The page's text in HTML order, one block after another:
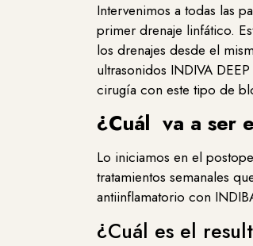
Intervenimos a todas las
primer drenaje linfático.
los drenajes desde el
ultrasonidos INDIVA
cirugía con este tipo de
¿Cuál va a ser
Lo iniciamos en el
tratamientos semanales
antiinflamatorio con
¿Cuál es el